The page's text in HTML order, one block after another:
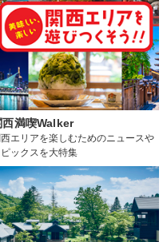
西満喫Walker
エリアを楽しむためのニュースや
ピックスを大特集